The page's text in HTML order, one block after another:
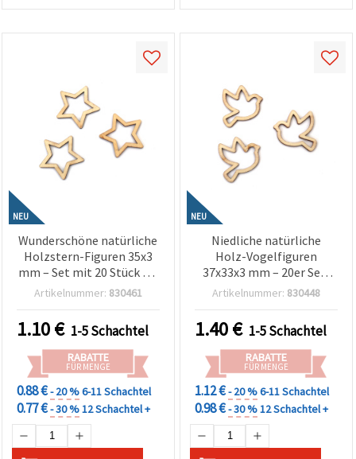
NEU
Wunderschöne natürliche
Holzstern-Figuren 35x3
mm – Set mit 20 Stück für
Weihnachtsbasteln,
DIY-Bastelprojekte
Artikelnummer: 830461
1.10€ 1-5 Schachtel
RABATTE
FÜR MENGE
0.88 €- 20 %6-11 Schachtel
0.77 €- 30 %12 Schachtel +
NEU
Niedliche natürliche
Holz-Vogelfiguren
37x33x3 mm – 20er Set,
sortiert, für Basteln &
Artikelnummer: 830448
1.40€ 1-5 Schachtel
RABATTE
FÜR MENGE
1.12 €- 20 %6-11 Schachtel
0.98 €- 30 %12 Schachtel +